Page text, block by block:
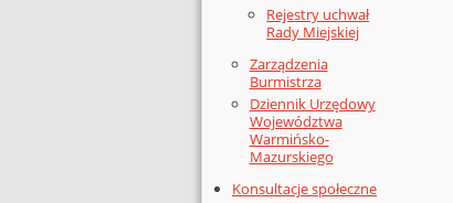
Rejestry uchwał
Rady Miejskiej
Zarządzenia
Burmistrza
Dziennik Urzędowy
Województwa
Warmińsko-
Mazurskiego
Konsultacje społeczne